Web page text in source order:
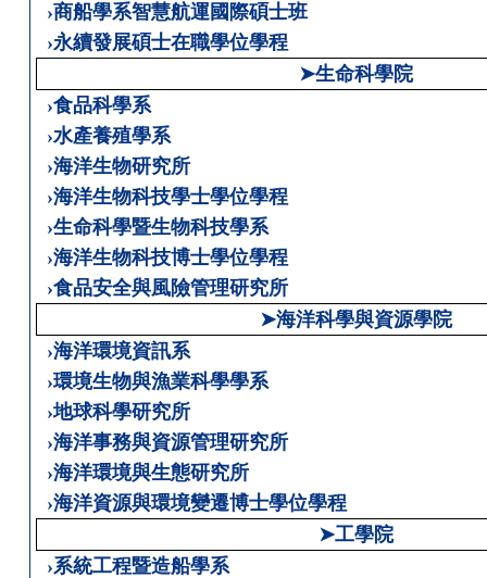
›商船學系智慧航運國際碩士班
›永續發展碩士在職學位學程
➤生命科學院
›食品科學系
›水產養殖學系
›海洋生物研究所
›海洋生物科技學士學位學程
›生命科學暨生物科技學系
›海洋生物科技博士學位學程
›食品安全與風險管理研究所
➤海洋科學與資源學院
›海洋環境資訊系
›環境生物與漁業科學學系
›地球科學研究所
›海洋事務與資源管理研究所
›海洋環境與生態研究所
›海洋資源與環境變遷博士學位學程
➤工學院
›系統工程暨造船學系